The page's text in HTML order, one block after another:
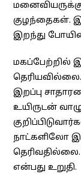
குழந்தைகள்.
இறந்து
மகப்பேற்றில்
இறப்பு
உயிருடன்
நாட்களிலோ
என்பது உறுதி.